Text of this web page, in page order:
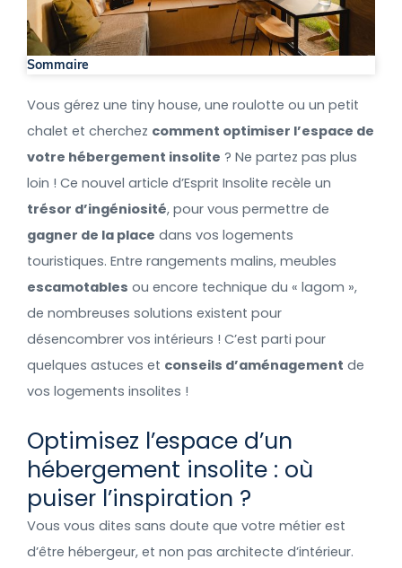
Sommaire
Vous gérez une tiny house, une roulotte ou un petit
chalet et cherchez comment optimiser l’espace de
votre hébergement insolite ? Ne partez pas plus
loin ! Ce nouvel article d’Esprit Insolite recèle un
trésor d’ingéniosité, pour vous permettre de
gagner de la place dans vos logements
touristiques. Entre rangements malins, meubles
escamotables ou encore technique du « lagom »,
de nombreuses solutions existent pour
désencombrer vos intérieurs ! C’est parti pour
quelques astuces et conseils d’aménagement de
vos logements insolites !
Optimisez l’espace d’un
hébergement insolite : où
puiser l’inspiration ?
Vous vous dites sans doute que votre métier est
d’être hébergeur, et non pas architecte d’intérieur.